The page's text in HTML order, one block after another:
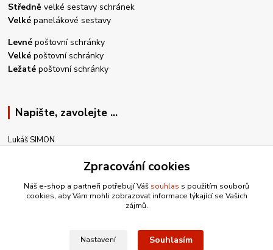
Středněvelké sestavy schránek
Velké panelákové sestavy
Levné poštovní schránky
Velké poštovní schránky
Ležatépoštovní schránky
Napište, zavolejte ...
Lukáš SIMON
info@postovni-schranky-simon.cz
Zpracování cookies
Náš e-shop a partneři potřebují Váš souhlas s použitím souborů
cookies, aby Vám mohli zobrazovat informace týkající se Vašich
zájmů.
Nastavení Souhlasím